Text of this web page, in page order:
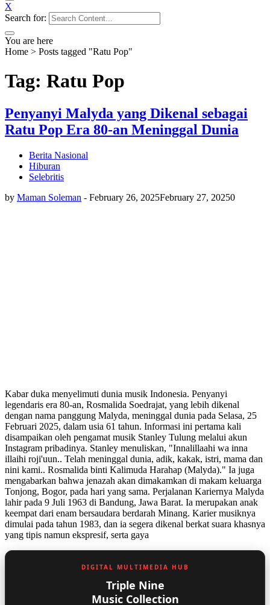
X
Search for:
You are here
Home > Posts tagged "Ratu Pop"
Tag: Ratu Pop
Penyanyi Malyda yang Dikenal sebagai
Ratu Pop Era 80-an Meninggal Dunia
Berita Nasional
Hiburan
Selebritis
by Maman Soleman - February 26, 2025February 27, 20250
Kabar duka menyelimuti dunia musik Indonesia. Penyanyi
legendaris era 80-an, Rosmalida Soedrajat, yang lebih dikenal
dengan nama panggung Malyda, meninggal dunia pada Selasa, 25
Februari 2025, dalam usia 61 tahun. Informasi ini pertama kali
disampaikan oleh pengamat musik Stanley Tulung melalui akun
Instagram pribadinya. Stanley menuliskan, "Innalillaahi wa inna
illaihi roji'uun.. Telah meninggal dunia, adik, kakak, istri, mama dan
nini kami.. Rosmalida binti Kalimuda Harahap (Malyda)." Ia juga
mengabarkan bahwa jenazah akan dimakamkan di makam keluarga
Tonjong, Bogor, pada hari yang sama. Perjalanan Kariernya Malyda
lahir pada 9 Juli 1963 di Bandung, Jawa Barat. Ia merupakan anak
keempat dari enam bersaudara berdarah Minang. Karier musiknya
dimulai pada tahun 1983, dan ia segera dikenal berkat suara khasnya
yang tipis namun ekspresif, serta gaya
DIGITAL MULTIMEDIA HUB
Triple Nine
Music Collection